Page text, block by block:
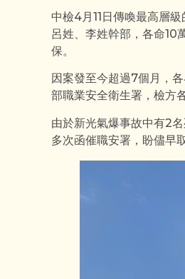
中檢4月11日傳喚最高層
呂姓、李姓幹部，各命10
保。
因案發至今超過7個月，
部職業安全衛生署，檢方
由於新光氣爆事故中有2
多次函催職安署，盼儘早